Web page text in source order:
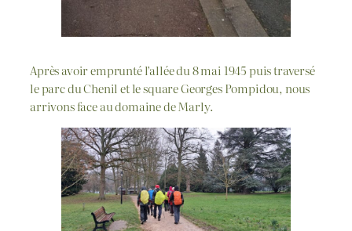
Après avoir emprunté l’allée du 8 mai 1945 puis traversé
le parc du Chenil et le square Georges Pompidou, nous
arrivons face au domaine de Marly.